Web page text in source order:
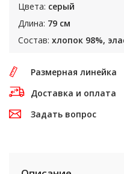
Цвета: серый
Длина: 79 см
Состав: хлопок 98%,
Размерная линейка
Доставка и оплата
Задать вопрос